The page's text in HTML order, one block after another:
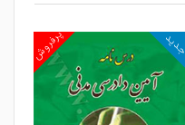
پرفروش جدید